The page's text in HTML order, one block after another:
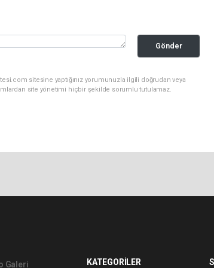
Gönder
sitesine yaptığınız yorumunuzla ilgili doğrudan veya
site yönetimi hiçbir şekilde sorumlu tutulamaz.
Galeri KATEGORİLER